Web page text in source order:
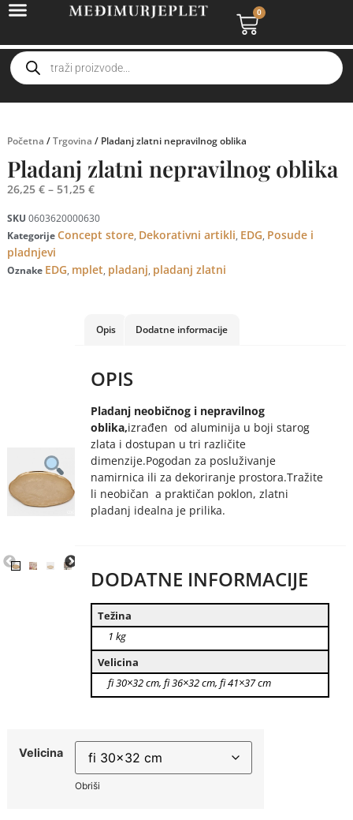
0
Početna /Trgovina / Pladanj zlatni nepravilnog oblika
Pladanj zlatni nepravilnog oblika
26,25 € – 51,25 €
SKU 0603620000630
KategorijeConcept store, Dekorativni artikli, EDG, Posude i
pladnjevi
Oznake EDG, mplet, pladanj, pladanj zlatni
Opis Dodatne informacije
OPIS
Pladanj neobičnog i nepravilnog
oblika,izrađen od aluminija u boji starog
zlata i dostupan u tri različite
dimenzije.Pogodan za posluživanje
namirnica ili za dekoriranje prostora.Tražite
li neobičan a praktičan poklon, zlatni
pladanj idealna je prilika.
DODATNE INFORMACIJE
Težina
1 kg
Velicina
fi 30×32 cm, fi 36×32 cm, fi 41×37 cm
Velicina
Obriši